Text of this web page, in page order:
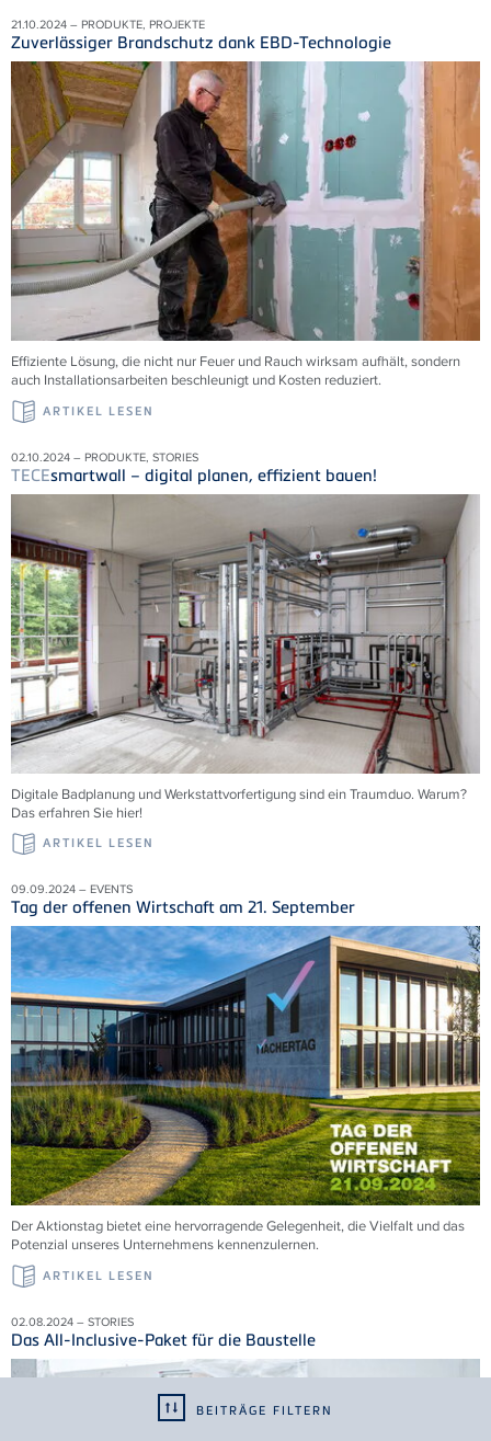
BEITRÄGE FILTERN
21.10.2024 – PRODUKTE, PROJEKTE
Zuverlässiger Brandschutz dank EBD-Technologie
Effiziente Lösung, die nicht nur Feuer und Rauch wirksam aufhält, sondern
auch Installationsarbeiten beschleunigt und Kosten reduziert.
ARTIKEL LESEN
02.10.2024 – PRODUKTE, STORIES
TECEsmartwall – digital planen, effizient bauen!
Digitale Badplanung und Werkstattvorfertigung sind ein Traumduo. Warum?
Das erfahren Sie hier!
ARTIKEL LESEN
09.09.2024 – EVENTS
Tag der offenen Wirtschaft am 21. September
Der Aktionstag bietet eine hervorragende Gelegenheit, die Vielfalt und das
Potenzial unseres Unternehmens kennenzulernen.
ARTIKEL LESEN
02.08.2024 – STORIES
Das All-Inclusive-Paket für die Baustelle